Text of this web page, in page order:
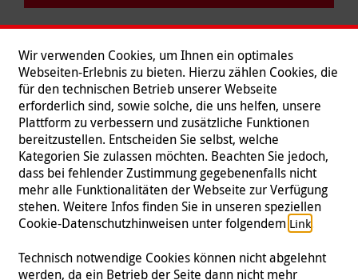
Folgen Sie uns
Wir verwenden Cookies, um Ihnen ein optimales
Webseiten-Erlebnis zu bieten. Hierzu zählen Cookies, die
für den technischen Betrieb unserer Webseite
erforderlich sind, sowie solche, die uns helfen, unsere
Plattform zu verbessern und zusätzliche Funktionen
bereitzustellen. Entscheiden Sie selbst, welche
Kategorien Sie zulassen möchten. Beachten Sie jedoch,
dass bei fehlender Zustimmung gegebenenfalls nicht
mehr alle Funktionalitäten der Webseite zur Verfügung
stehen. Weitere Infos finden Sie in unseren speziellen
Cookie-Datenschutzhinweisen unter folgendem Link.
Technisch notwendige Cookies können nicht abgelehnt
werden, da ein Betrieb der Seite dann nicht mehr